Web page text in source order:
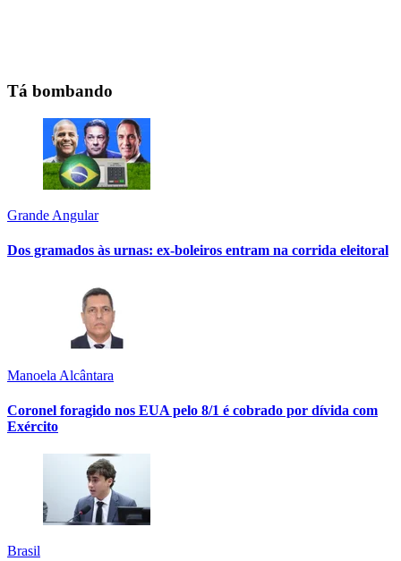
Tá bombando
Grande Angular
Dos gramados às urnas: ex-boleiros entram na corrida eleitoral
Manoela Alcântara
Coronel foragido nos EUA pelo 8/1 é cobrado por dívida com
Exército
Brasil